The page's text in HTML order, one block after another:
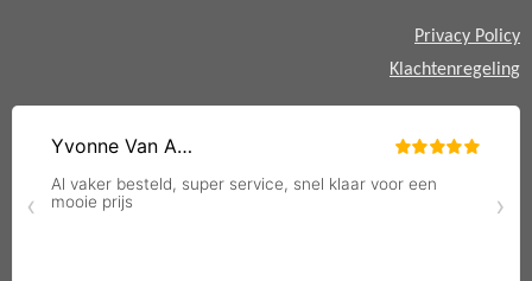
Privacy Policy
Klachtenregeling